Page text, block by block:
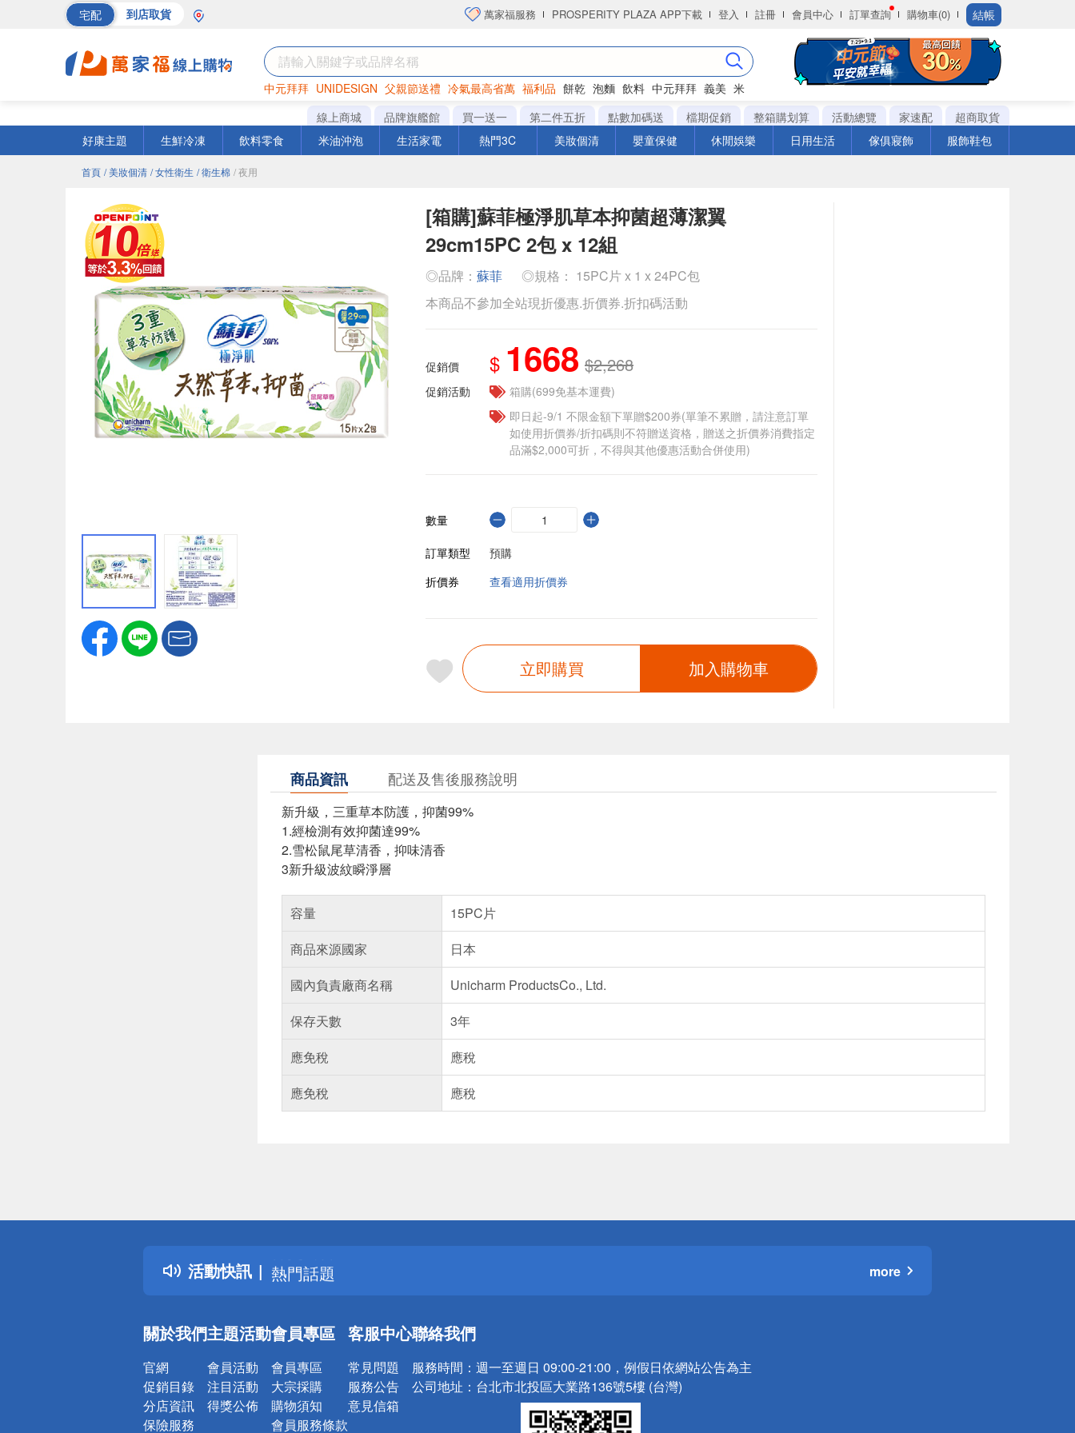
宅配 到店取貨 萬家福服務 PROSPERITY PLAZA APP下載 登入 註冊 會員中心 訂單查詢 購物車(0) 結帳
中元拜拜 UNIDESIGN 父親節送禮 冷氣最高省萬 福利品 餅乾 泡麵 飲料 中元拜拜 義美 米
罐頭 海苔 洋芋片
線上商城 品牌旗艦館 買一送一 第二件五折 點數加碼送 檔期促銷 整箱購划算 活動總覽 家速配
超商取貨
好康主題
生鮮冷凍 飲料零食 米油沖泡 生活家電 熱門3C 美妝個清 嬰童保健 休閒娛樂 日用生活 傢俱寢飾 服飾鞋包
首頁 / 美妝個清 / 女性衛生 / 衛生棉 / 夜用
[箱購]蘇菲極淨肌草本抑菌超薄潔翼
29cm15PC 2包 x 12組
◎品牌： 蘇菲
◎規格： 15PC片 x 1 x 24PC包
本商品不參加全站現折優惠.折價券.折扣碼活動
促銷價 $ 1668 $2,268
促銷活動
箱購(699免基本運費)
即日起-9/1 不限金額下單贈$200券(單筆不累贈，請注意訂單
如使用折價券/折扣碼則不符贈送資格，贈送之折價券消費指定
品滿$2,000可折，不得與其他優惠活動合併使用)
數量
訂單類型
預購
折價券
查看適用折價券
立即購買 加入購物車
商品資訊 配送及售後服務說明
新升級，三重草本防護，抑菌99%
1.經檢測有效抑菌達99%
2.雪松鼠尾草清香，抑味清香
3新升級波紋瞬淨層
容量
15PC片
商品來源國家
日本
國內負責廠商名稱
Unicharm ProductsCo., Ltd.
保存天數
3年
應免稅
應稅
應免稅
應稅
活動快訊
詐騙網頁！請小心！
得獎公告
熱門話題
銀行優惠
詐騙網頁！請小心！
more
關於我們
官網
促銷目錄
分店資訊
保險服務
主題活動
會員活動
注目活動
得獎公佈
會員專區
會員專區
大宗採購
購物須知
會員服務條款
客服中心
常見問題
服務公告
意見信箱
聯絡我們
服務時間： 週一至週日 09:00-21:00，例假日依網站公告為主
公司地址： 台北市北投區大業路136號5樓 (台灣)